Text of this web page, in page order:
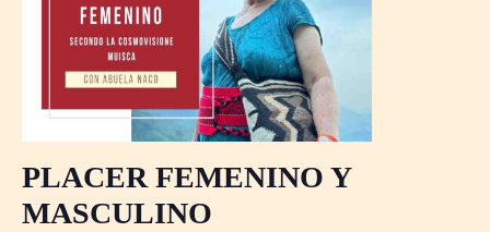
PLACER FEMENINO Y
MASCULINO